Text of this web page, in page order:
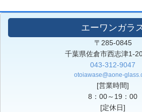
エーワンガラ
〒285-0845
千葉県佐倉市西志津1-
043-312-9047
otoiawase@aone-
[営業時間]
8：00～19：00
[定休日]